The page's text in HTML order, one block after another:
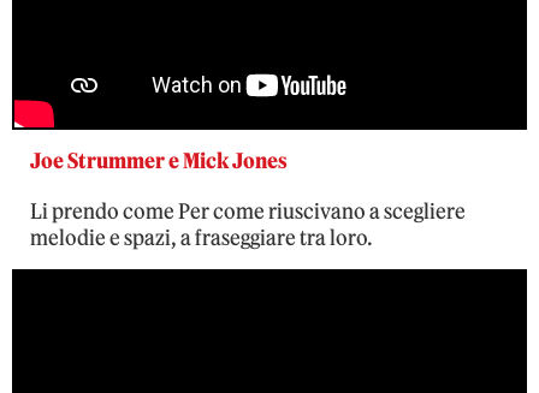
Joe Strummer e Mick Jones
Li prendo come Per come riuscivano a scegliere
melodie e spazi, a fraseggiare tra loro.